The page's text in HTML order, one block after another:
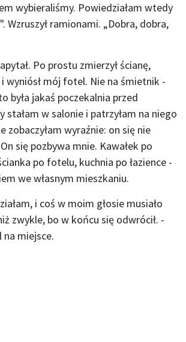
wybieraliśmy. Powiedziałam wtedy
Wzruszył ramionami. „Dobra, dobra,
Po prostu zmierzył ścianę,
i wyniósł mój fotel. Nie na śmietnik -
była jakaś poczekalnia przed
stałam w salonie i patrzyłam na niego
zobaczyłam wyraźnie: on się nie
się pozbywa mnie. Kawałek po
po fotelu, kuchnia po łazience -
we własnym mieszkaniu.
i coś w moim głosie musiało
zwykle, bo w końcu się odwrócił. -
miejsce.